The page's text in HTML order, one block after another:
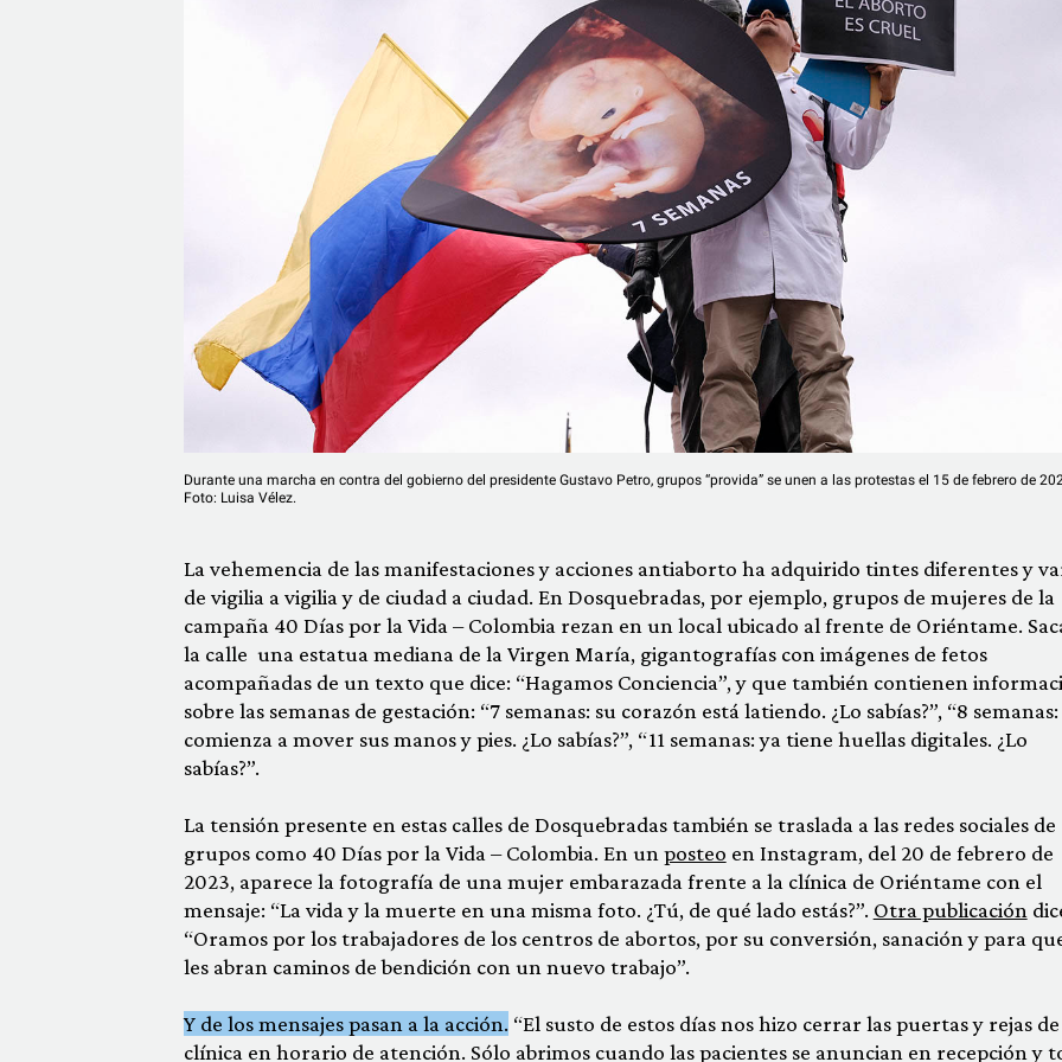
Durante una marcha en contra del gobierno del presidente Gustavo Petro, grupos “provida” se unen a las protestas el 15 de febrero de
Foto: Luisa Vélez.
La vehemencia de las manifestaciones y acciones antiaborto ha adquirido tintes diferentes y
de vigilia a vigilia y de ciudad a ciudad. En Dosquebradas, por ejemplo, grupos de mujeres de la
campaña 40 Días por la Vida – Colombia rezan en un local ubicado al frente de Oriéntame.
la calle una estatua mediana de la Virgen María, gigantografías con imágenes de fetos
acompañadas de un texto que dice: “Hagamos Conciencia”, y que también contienen
sobre las semanas de gestación: “7 semanas: su corazón está latiendo. ¿Lo sabías?”, “8 semanas:
comienza a mover sus manos y pies. ¿Lo sabías?”, “11 semanas: ya tiene huellas digitales. ¿Lo
sabías?”.
La tensión presente en estas calles de Dosquebradas también se traslada a las redes sociales de
grupos como 40 Días por la Vida – Colombia. En un posteo en Instagram, del 20 de febrero de
2023, aparece la fotografía de una mujer embarazada frente a la clínica de Oriéntame con el
mensaje: “La vida y la muerte en una misma foto. ¿Tú, de qué lado estás?”. Otra publicación
“Oramos por los trabajadores de los centros de abortos, por su conversión, sanación y para
les abran caminos de bendición con un nuevo trabajo”.
Y de los mensajes pasan a la acción. “El susto de estos días nos hizo cerrar las puertas y rejas
clínica en horario de atención. Sólo abrimos cuando las pacientes se anuncian en recepción y